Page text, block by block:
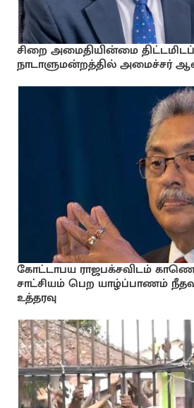
சிறை அமைதியின்மை
நாடாளுமன்றத்தில் அமைச்சர்
கோட்டாபய ராஜபக்சவிடம்
சாட்சியம் பெற யாழ்ப்பாணம்
உத்தரவு